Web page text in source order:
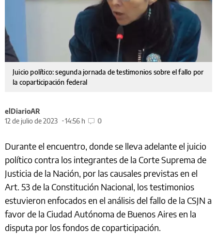
Juicio político: segunda jornada de testimonios sobre el fallo por
la coparticipación federal
elDiarioAR
12 de julio de 2023
14:56 h 0
Durante el encuentro, donde se lleva adelante el juicio
político contra los integrantes de la Corte Suprema de
Justicia de la Nación, por las causales previstas en el
Art. 53 de la Constitución Nacional, los testimonios
estuvieron enfocados en el análisis del fallo de la CSJN a
favor de la Ciudad Autónoma de Buenos Aires en la
disputa por los fondos de coparticipación.